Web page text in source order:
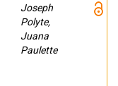
Joseph
Polyte,
Juana
Paulette